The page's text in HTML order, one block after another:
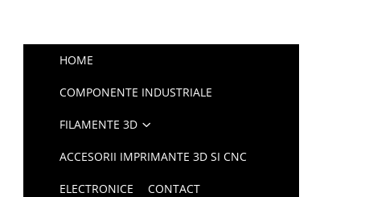
HOME
COMPONENTE INDUSTRIALE
FILAMENTE 3D
ACCESORII IMPRIMANTE 3D SI CNC
ELECTRONICE CONTACT